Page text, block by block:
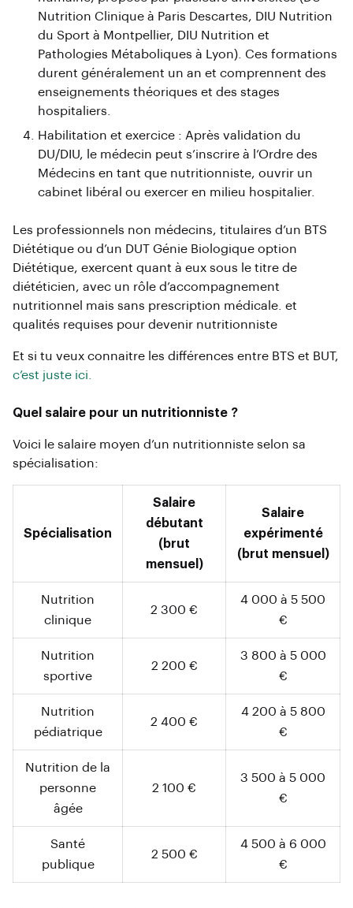
Nutrition Clinique à Paris Descartes, DIU Nutrition
du Sport à Montpellier, DIU Nutrition et
Pathologies Métaboliques à Lyon). Ces formations
durent généralement un an et comprennent des
enseignements théoriques et des stages
hospitaliers.
Habilitation et exercice : Après validation du
DU/DIU, le médecin peut s’inscrire à l’Ordre des
Médecins en tant que nutritionniste, ouvrir un
cabinet libéral ou exercer en milieu hospitalier.
Les professionnels non médecins, titulaires d’un BTS
Diététique ou d’un DUT Génie Biologique option
Diététique, exercent quant à eux sous le titre de
diététicien, avec un rôle d’accompagnement
nutritionnel mais sans prescription médicale. et
qualités requises pour devenir nutritionniste
Et si tu veux connaitre les différences entre BTS et BUT,
c’est juste ici.
Quel salaire pour un nutritionniste ?
Voici le salaire moyen d’un nutritionniste selon sa
spécialisation:
Spécialisation
Salaire
débutant
(brut
mensuel)
Salaire
expérimenté
(brut mensuel)
Nutrition
clinique
2 300 €
4 000 à 5 500
€
Nutrition
sportive
2 200 €
3 800 à 5 000
€
Nutrition
pédiatrique
2 400 €
4 200 à 5 800
€
Nutrition de la
personne
âgée
2 100 €
3 500 à 5 000
€
Santé
publique
2 500 €
4 500 à 6 000
€